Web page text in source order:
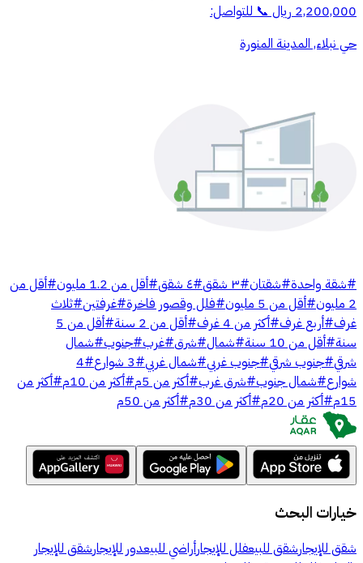
2,200,000 ريال 📞 للتواصل:
حي نبلاء, المدينة المنورة
#شقة واحدة#شقتان#٣ شقق #٤ شقق #أقل من 1.2 مليون #أقل من
2 مليون
#أقل من 5 مليون #فلل وقصور فاخرة#غرفتين#ثلاث
غرف#أربع غرف#أكثر من 4 غرف #أقل من 2 سنة #
أقل من 5
سنة#أقل من 10 سنة #شمال#شرق#غرب#جنوب#شمال
شرقي#جنوب شرقي#جنوب غربي#شمال غربي#3 شوارع #
4
شوارع#شمال جنوب#شرق غرب#أكثر من 5م #أكثر من 10م #أكثر من
15م #أكثر من 20م #أكثر من 30م #أكثر من 50م
خيارات البحث
شقق للإيجارشقق للبيعفلل للإيجارأراضي للبيعدور للإيجارشقق للإيجار